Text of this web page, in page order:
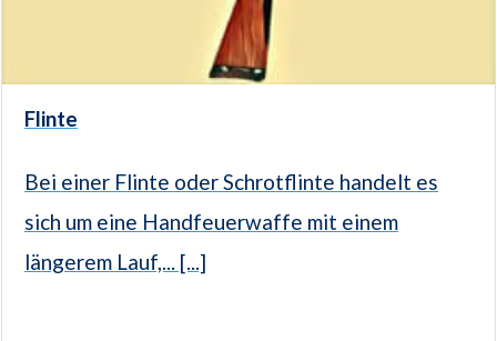
Flinte
Bei einer Flinte oder Schrotflinte handelt es
sich um eine Handfeuerwaffe mit einem
längerem Lauf,... [...]